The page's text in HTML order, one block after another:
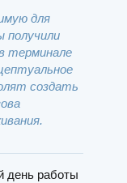
для
получили
терминале
создать
день работы